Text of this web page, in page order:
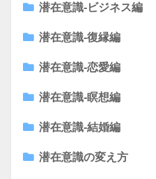
潜在意識-ビジネス編
潜在意識-復縁編
潜在意識-恋愛編
潜在意識-瞑想編
潜在意識-結婚編
潜在意識の変え方